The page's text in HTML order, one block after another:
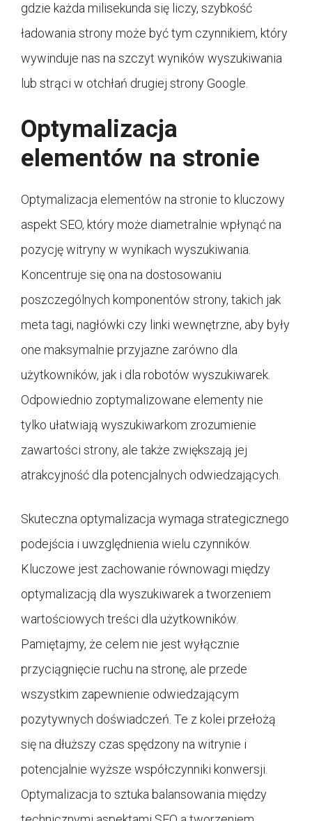
gdzie każda milisekunda się liczy, szybkość
ładowania strony może być tym czynnikiem, który
wywinduje nas na szczyt wyników wyszukiwania
lub strąci w otchłań drugiej strony Google.
Optymalizacja
elementów na stronie
Optymalizacja elementów na stronie to kluczowy
aspekt SEO, który może diametralnie wpłynąć na
pozycję witryny w wynikach wyszukiwania.
Koncentruje się ona na dostosowaniu
poszczególnych komponentów strony, takich jak
meta tagi, nagłówki czy linki wewnętrzne, aby były
one maksymalnie przyjazne zarówno dla
użytkowników, jak i dla robotów wyszukiwarek.
Odpowiednio zoptymalizowane elementy nie
tylko ułatwiają wyszukiwarkom zrozumienie
zawartości strony, ale także zwiększają jej
atrakcyjność dla potencjalnych odwiedzających.
Skuteczna optymalizacja wymaga strategicznego
podejścia i uwzględnienia wielu czynników.
Kluczowe jest zachowanie równowagi między
optymalizacją dla wyszukiwarek a tworzeniem
wartościowych treści dla użytkowników.
Pamiętajmy, że celem nie jest wyłącznie
przyciągnięcie ruchu na stronę, ale przede
wszystkim zapewnienie odwiedzającym
pozytywnych doświadczeń. Te z kolei przełożą
się na dłuższy czas spędzony na witrynie i
potencjalnie wyższe współczynniki konwersji.
Optymalizacja to sztuka balansowania między